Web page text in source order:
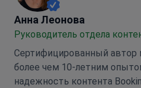
Анна Леонова
Анна Леонова
Руководитель отдела
Сертифицированный автор
более чем 10-летним
надежность контента